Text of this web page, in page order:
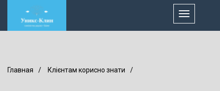
Toggle
Главная / Клієнтам корисно знати /